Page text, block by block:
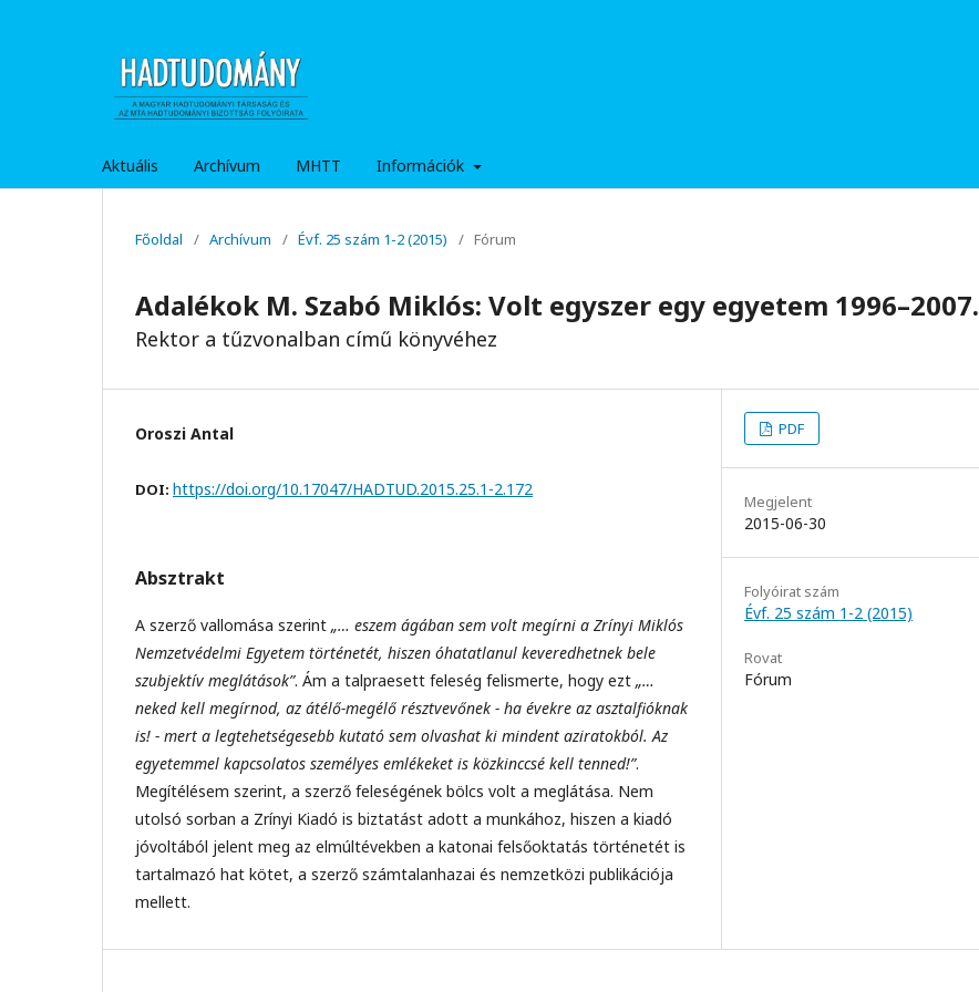
Aktuális Archívum MHTT Információk
Főoldal / Archívum / Évf. 25 szám 1-2 (2015) / Fórum
Adalékok M. Szabó Miklós: Volt egyszer egy egyetem 1996–2007.
Rektor a tűzvonalban című könyvéhez
Oroszi Antal
DOI: https://doi.org/10.17047/HADTUD.2015.25.1-2.172
Absztrakt
A szerző vallomása szerint „… eszem ágában sem volt megírni a Zrínyi Miklós
Nemzetvédelmi Egyetem történetét, hiszen óhatatlanul keveredhetnek bele
szubjektív meglátások”. Ám a talpraesett feleség felismerte, hogy ezt „…
neked kell megírnod, az átélő-megélő résztvevőnek - ha évekre az asztalfióknak
is! - mert a legtehetségesebb kutató sem olvashat ki mindent aziratokból. Az
egyetemmel kapcsolatos személyes emlékeket is közkinccsé kell tenned!”.
Megítélésem szerint, a szerző feleségének bölcs volt a meglátása. Nem
utolsó sorban a Zrínyi Kiadó is biztatást adott a munkához, hiszen a kiadó
jóvoltából jelent meg az elmúltévekben a katonai felsőoktatás történetét is
tartalmazó hat kötet, a szerző számtalanhazai és nemzetközi publikációja
mellett.
PDF
Megjelent
2015-06-30
Folyóirat szám
Évf. 25 szám 1-2 (2015)
Rovat
Fórum